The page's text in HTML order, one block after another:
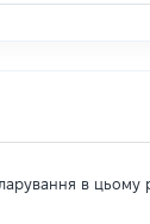
в цьому